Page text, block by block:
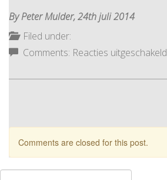
By Peter Mulder,24th juli 2014
Filed under:
Comments: Reacties uitgeschakeld
Comments are closed for this post.